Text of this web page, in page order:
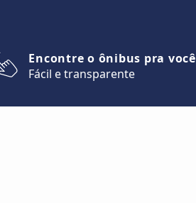
Encontre o ônibus pra você
Fácil e transparente